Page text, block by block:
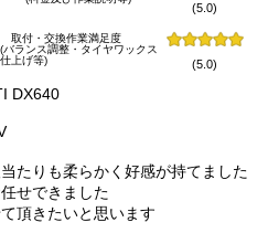
(5.0)
取付・交換作業満足度
(バランス調整・タイヤワックス
仕上げ等)
(5.0)
DX640
たりも柔らかく好感が持てました
せできました
頂きたいと思います